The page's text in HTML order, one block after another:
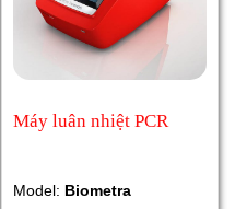
Máy luân nhiệt PCR
Model: Biometra